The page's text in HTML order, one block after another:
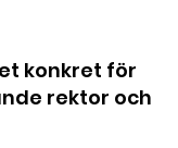
konkret för
rektor och